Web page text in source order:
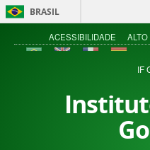
BRASIL
ACESSIBILIDADE
IF